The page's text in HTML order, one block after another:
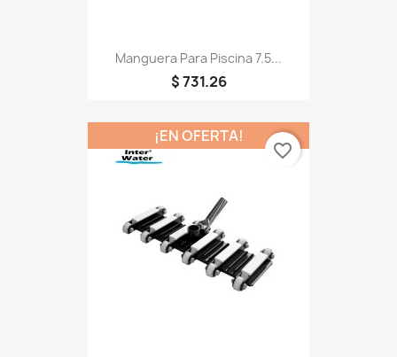
Manguera Para Piscina 7.5...
$ 731.26
¡EN OFERTA!
favorite_border